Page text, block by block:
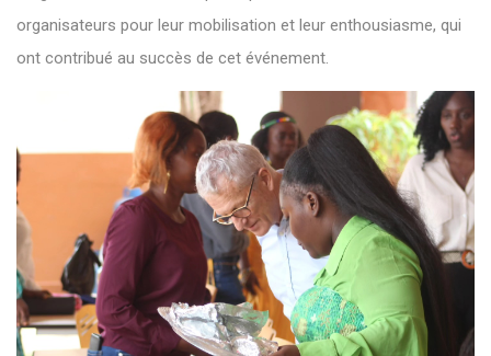
organisateurs pour leur mobilisation et leur enthousiasme, qui
ont contribué au succès de cet événement.